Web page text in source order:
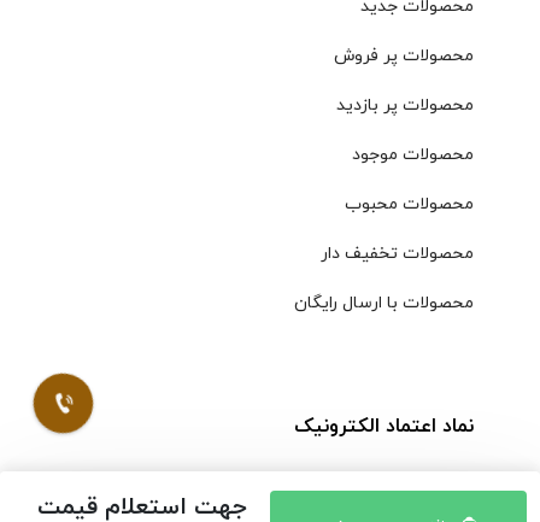
جهت استعلام قیمت
محصولات جدید
محصولات پر فروش
محصولات پر بازدید
محصولات موجود
محصولات محبوب
محصولات تخفیف دار
محصولات با ارسال رایگان
نماد اعتماد الکترونیک